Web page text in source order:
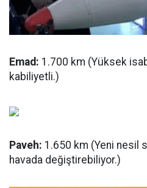
Emad: 1.700 km (Yüksek
kabiliyetli.)
Paveh: 1.650 km (Yeni nesil
havada değiştirebiliyor.)